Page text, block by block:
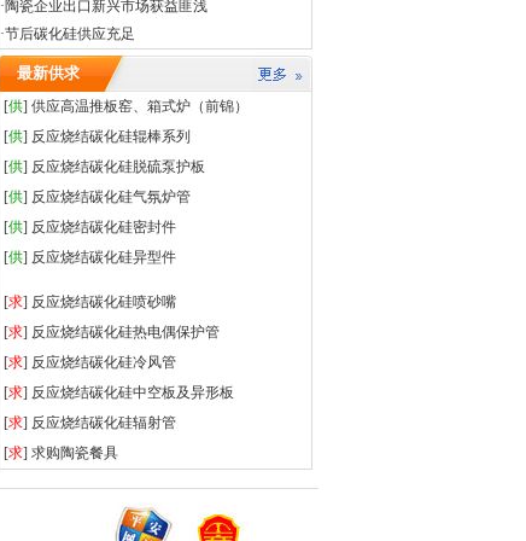
·陶瓷企业出口新兴市场获益匪浅
·节后碳化硅供应充足
最新供求
[供] 供应高温推板窑、箱式炉（前锦）
[供] 反应烧结碳化硅辊棒系列
[供] 反应烧结碳化硅脱硫泵护板
[供] 反应烧结碳化硅气氛炉管
[供] 反应烧结碳化硅密封件
[供] 反应烧结碳化硅异型件
[求] 反应烧结碳化硅喷砂嘴
[求] 反应烧结碳化硅热电偶保护管
[求] 反应烧结碳化硅冷风管
[求] 反应烧结碳化硅中空板及异形板
[求] 反应烧结碳化硅辐射管
[求] 求购陶瓷餐具